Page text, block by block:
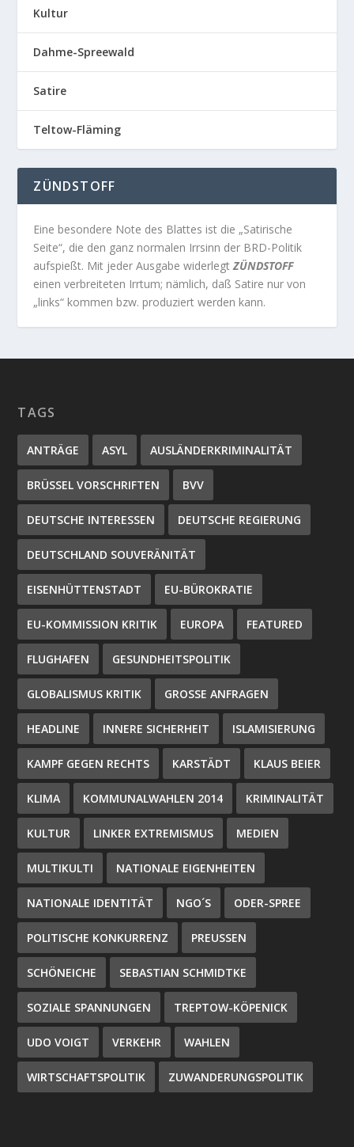
Kultur
Dahme-Spreewald
Satire
Teltow-Fläming
ZÜNDSTOFF
Eine besondere Note des Blattes ist die „Satirische
Seite“, die den ganz normalen Irrsinn der BRD-Politik
aufspießt. Mit jeder Ausgabe widerlegtZÜNDSTOFF
einen verbreiteten Irrtum; nämlich, daß Satire nur von
„links“ kommen bzw. produziert werden kann.
TAGS
ANTRÄGE ASYL AUSLÄNDERKRIMINALITÄT
BRÜSSEL VORSCHRIFTEN BVV
DEUTSCHE INTERESSEN DEUTSCHE REGIERUNG
DEUTSCHLAND SOUVERÄNITÄT
EISENHÜTTENSTADT EU-BÜROKRATIE
EU-KOMMISSION KRITIK EUROPA FEATURED
FLUGHAFEN GESUNDHEITSPOLITIK
GLOBALISMUS KRITIK GROSSE ANFRAGEN
HEADLINE INNERE SICHERHEIT ISLAMISIERUNG
KAMPF GEGEN RECHTS KARSTÄDT KLAUS BEIER
KLIMA KOMMUNALWAHLEN 2014 KRIMINALITÄT
KULTUR LINKER EXTREMISMUS MEDIEN
MULTIKULTI NATIONALE EIGENHEITEN
NATIONALE IDENTITÄT NGO´S ODER-SPREE
POLITISCHE KONKURRENZ PREUSSEN
SCHÖNEICHE SEBASTIAN SCHMIDTKE
SOZIALE SPANNUNGEN TREPTOW-KÖPENICK
UDO VOIGT VERKEHR WAHLEN
WIRTSCHAFTSPOLITIK ZUWANDERUNGSPOLITIK